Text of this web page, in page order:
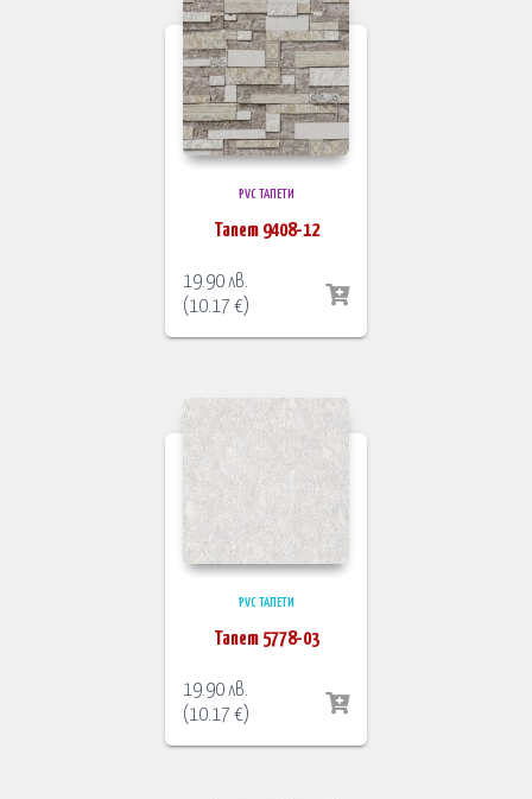
PVC ТАПЕТИ
Тапет 9408-12
19.90лв.
(10.17€)
PVC ТАПЕТИ
Тапет 5778-03
19.90лв.
(10.17€)